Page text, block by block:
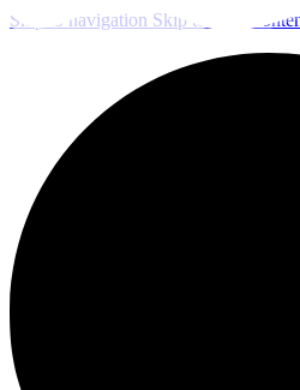
Skip to navigation Skip to main